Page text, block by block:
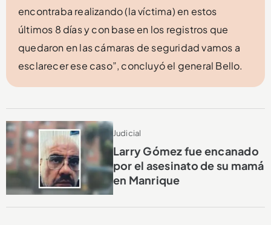
encontraba realizando (la víctima) en estos
últimos 8 días y con base en los registros que
quedaron en las cámaras de seguridad vamos a
esclarecer ese caso”, concluyó el general Bello.
Judicial
Larry Gómez fue encanado
por el asesinato de su mamá
en Manrique